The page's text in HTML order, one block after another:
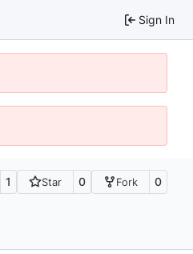
Sign In
1 Star 0 Fork 0